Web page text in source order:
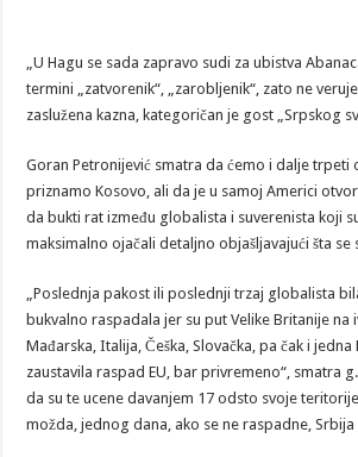
„U Hagu se sada zapravo sudi za ubistva
termini „zatvorenik“, „zarobljenik“, zato ne
zaslužena kazna, kategoričan je gost „Srpskog
Goran Petronijević smatra da ćemo i dalje trpeti
priznamo Kosovo, ali da je u samoj Americi
da bukti rat između globalista i suverenista koji
maksimalno ojačali detaljno objašljavajući šta se
„Poslednja pakost ili poslednji trzaj globalista
bukvalno raspadala jer su put Velike Britanije na
Mađarska, Italija, Češka, Slovačka, pa čak i
zaustavila raspad EU, bar privremeno“, smatra
da su te ucene davanjem 17 odsto svoje
možda, jednog dana, ako se ne raspadne, Srbija